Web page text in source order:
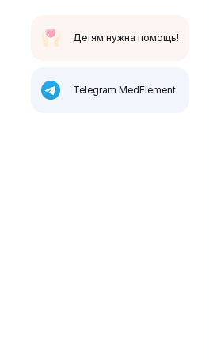
Детям нужна помощь!
Telegram MedElement